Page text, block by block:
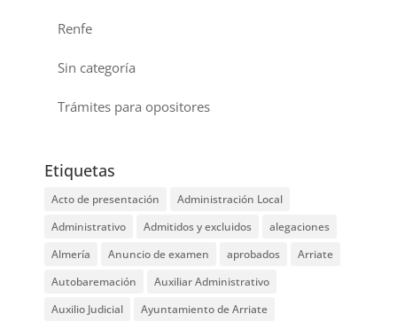
Renfe
Sin categoría
Trámites para opositores
Etiquetas
Acto de presentación
Administración Local
Administrativo
Admitidos y excluidos
alegaciones
Almería
Anuncio de examen aprobados
Arriate
Autobaremación
Auxiliar Administrativo
Auxilio Judicial
Ayuntamiento de Arriate